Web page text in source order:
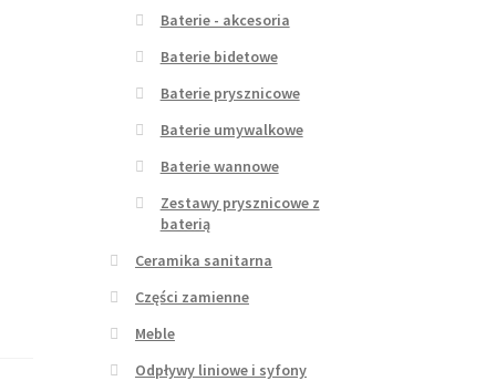
Baterie - akcesoria
Baterie bidetowe
Baterie prysznicowe
Baterie umywalkowe
Baterie wannowe
Zestawy prysznicowe z
baterią
Ceramika sanitarna
Części zamienne
Meble
Odpływy liniowe i syfony